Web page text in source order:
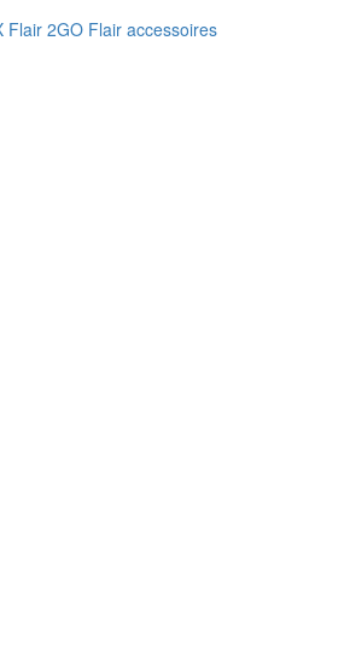
Flair 2GO Flair accessoires